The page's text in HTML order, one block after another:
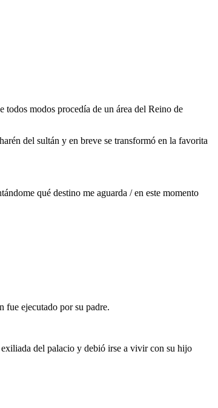
todos modos procedía de un área del Reino de
del sultán y en breve se transformó en la favorita
qué destino me aguarda / en este momento
fue ejecutado por su padre.
del palacio y debió irse a vivir con su hijo